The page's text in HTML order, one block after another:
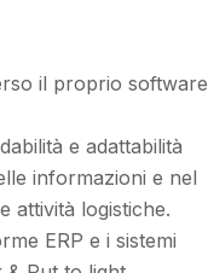
il proprio software
e adattabilità
informazioni e nel
attività logistiche.
ERP e i sistemi